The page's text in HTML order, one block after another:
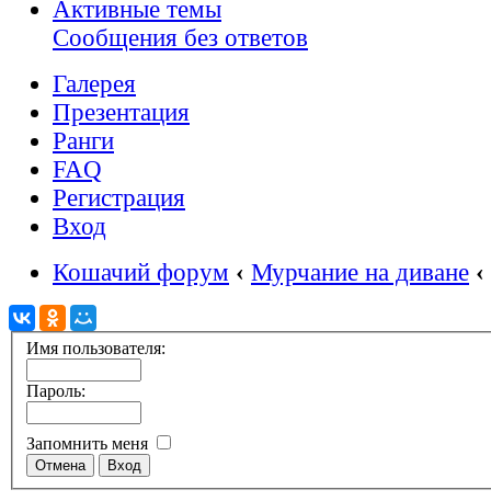
Активные темы
Сообщения без ответов
Галерея
Презентация
Ранги
FAQ
Регистрация
Вход
Кошачий форум ‹ Мурчание на диване ‹
Имя пользователя:
Пароль:
Запомнить меня